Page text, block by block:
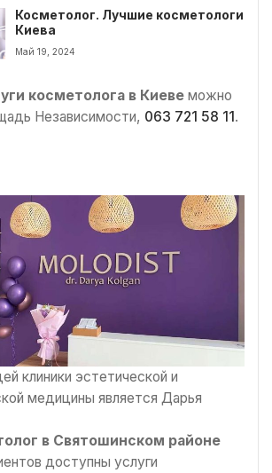
Косметолог. Лучшие косметологи
Киева
Май 19, 2024
косметолога в Киеве можно
Независимости, 063 721 58 11 .
клиники эстетической и
медицины является Дарья
в Святошинском районе
доступны услуги